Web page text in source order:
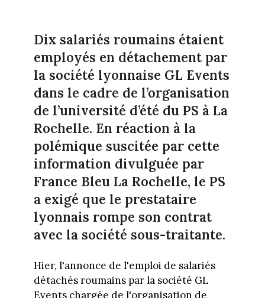
Dix salariés roumains étaient
employés en détachement par
la société lyonnaise GL Events
dans le cadre de l’organisation
de l’université d’été du PS à La
Rochelle. En réaction à la
polémique suscitée par cette
information divulguée par
France Bleu La Rochelle, le PS
a exigé que le prestataire
lyonnais rompe son contrat
avec la société sous-traitante.
Hier, l'annonce de l'emploi de salariés
détachés roumains par la société GL
Events chargée de l'organisation de